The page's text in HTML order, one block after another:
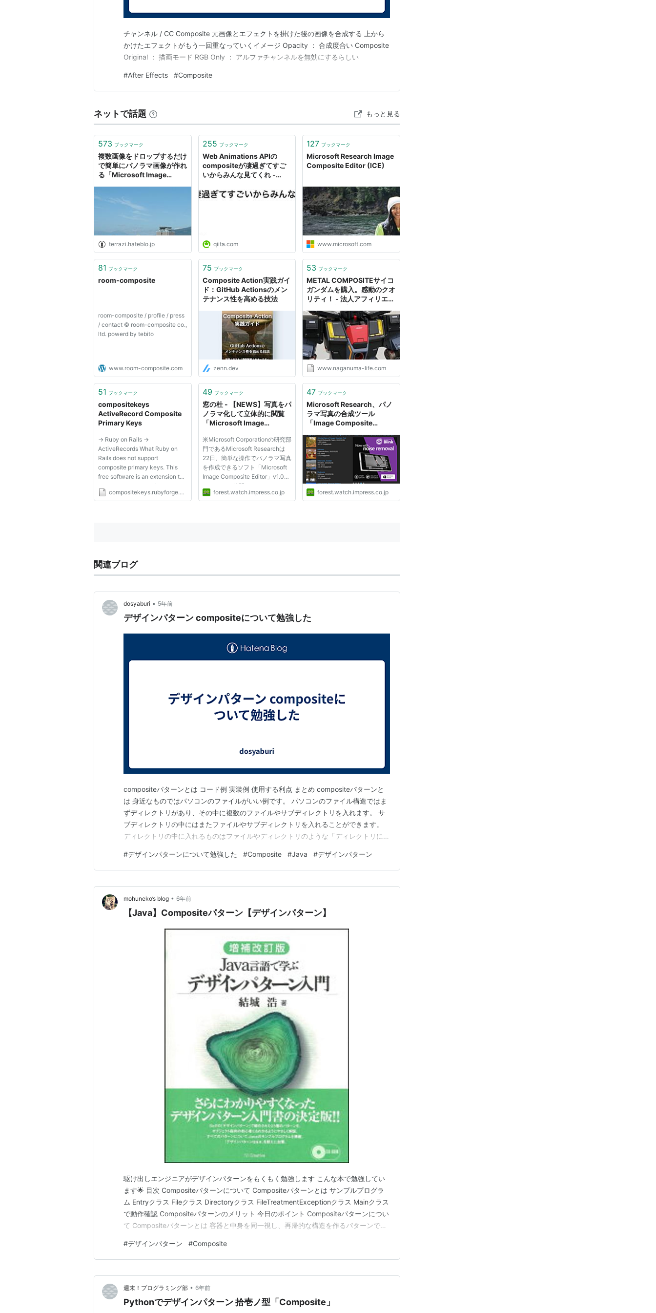
チャンネル / CC Composite 元画像とエフェクトを掛けた後の画像を合成する 上から
かけたエフェクトがもう一回重なっていくイメージ Opacity ： 合成度合い Composite
Original ： 描画モード RGB Only ： アルファチャンネルを無効にするらしい
#After Effects #Composite
ネットで話題 もっと見る
573 ブックマーク
複数画像をドロップするだけ
で簡単にパノラマ画像が作れ
る「Microsoft Image
terrazi.hateblo.jp
255 ブックマーク
Web Animations APIの
compositeが凄過ぎてすご
いからみんな見てくれ -
qiita.com
127 ブックマーク
Microsoft Research Image
Composite Editor (ICE)
www.microsoft.com
81 ブックマーク
room-composite
room-composite / profile / press
/ contact © room-composite co.,
ltd. powerd by tebito
www.room-composite.com
75 ブックマーク
Composite Action実践ガイ
ド：GitHub Actionsのメン
テナンス性を高める技法
zenn.dev
53 ブックマーク
METAL COMPOSITEサイコ
ガンダムを購入。感動のクオ
リティ！ - 法人アフィリエイ
www.naganuma-life.com
51 ブックマーク
compositekeys
ActiveRecord Composite
Primary Keys
→ Ruby on Rails →
ActiveRecords What Ruby on
Rails does not support
composite primary keys. This
free software is an extension to
ActiveRecords – to support
compositekeys.rubyforge.org
49 ブックマーク
窓の杜 - 【NEWS】写真をパ
ノラマ化して立体的に閲覧
「Microsoft Image
米Microsoft Corporationの研究部
門であるMicrosoft Researchは
22日、簡単な操作でパノラマ写真
を作成できるソフト「Microsoft
Image Composite Editor」v1.0
release 1を公開した。Windows
XP/Vista/XP x64/Vista x64に対
forest.watch.impress.co.jp
47 ブックマーク
Microsoft Research、パノ
ラマ写真の合成ツール
「Image Composite
forest.watch.impress.co.jp
関連ブログ
dosyaburi • 5年前
デザインパターン compositeについて勉強した
compositeパターンとは コード例 実装例 使用する利点 まとめ compositeパターンと
は 身近なものではパソコンのファイルがいい例です。 パソコンのファイル構造ではま
ずディレクトリがあり、その中に複数のファイルやサブディレクトリを入れます。 サ
ブディレクトリの中にはまたファイルやサブディレクトリを入れることができます。
ディレクトリの中に入れるものはファイルやディレクトリのような「ディレクトリに入
ィレクトリだけがあっても構いませんし、ファイルだけがあっても構いません。 さら
に、サブディレクトリやファイル…
#デザインパターンについて勉強した #Composite #Java #デザインパターン
mohuneko’s blog • 6年前
【Java】Compositeパターン【デザインパターン】
駆け出しエンジニアがデザインパターンをもくもく勉強します こんな本で勉強してい
ます🌟 目次 Compositeパターンについて Compositeパターンとは サンプルプログラ
ム Entryクラス Fileクラス Directoryクラス FileTreatmentExceptionクラス Mainクラス
で動作確認 Compositeパターンのメリット 今日のポイント Compositeパターンについ
て Compositeパターンとは 容器と中身を同一視し、再帰的な構造を作るパターンです
ディレクトリエントリ…
#デザインパターン #Composite
週末！プログラミング部 • 6年前
Pythonでデザインパターン 拾壱ノ型「Composite」